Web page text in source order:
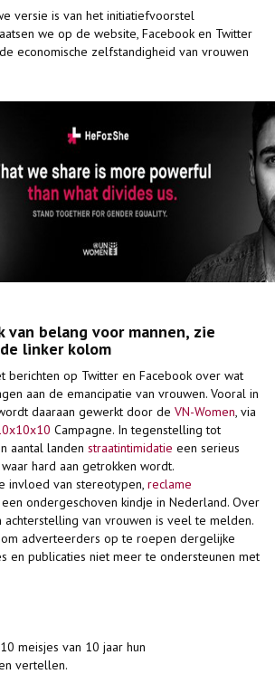
versie is van het initiatiefvoorstel
we op de website, Facebook en Twitter
economische zelfstandigheid van vrouwen
van belang voor mannen, zie
de linker kolom
berichten op Twitter en Facebook over wat
aan de emancipatie van vrouwen. Vooral in
daaraan gewerkt door de VN-Women , via
Campagne. In tegenstelling tot
aantal landen straatintimidatie een serieus
hard aan getrokken wordt.
invloed van stereotypen, reclame
ondergeschoven kindje in Nederland. Over
van vrouwen is veel te melden.
adverteerders op te roepen dergelijke
en publicaties niet meer te ondersteunen met
meisjes van 10 jaar hun
vertellen.